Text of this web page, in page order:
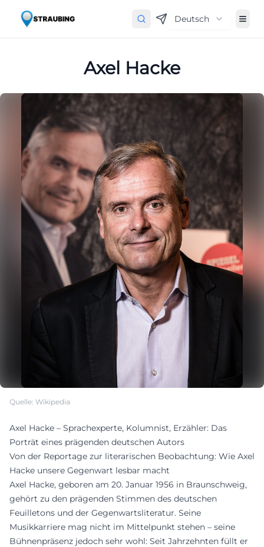
Deutsch
Axel Hacke
Quelle: Wikipedia
Axel Hacke – Sprachexperte, Kolumnist, Erzähler: Das
Porträt eines prägenden deutschen Autors
Von der Reportage zur literarischen Beobachtung: Wie Axel
Hacke unsere Gegenwart lesbar macht
Axel Hacke, geboren am 20. Januar 1956 in Braunschweig,
gehört zu den prägenden Stimmen des deutschen
Feuilletons und der Gegenwartsliteratur. Seine
Musikkarriere mag nicht im Mittelpunkt stehen – seine
Bühnenpräsenz jedoch sehr wohl: Seit Jahrzehnten füllt er